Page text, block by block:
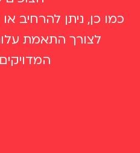
כמו כן, ניתן להרחיב
לצורך התאמת